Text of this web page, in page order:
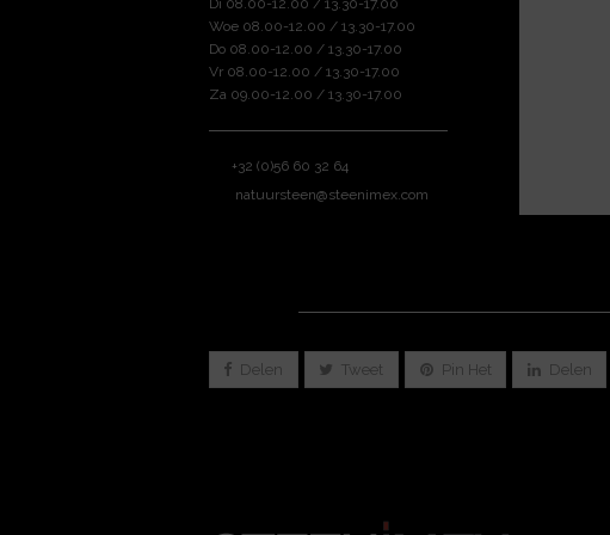
Di 08.00-12.00 / 13.30-17.00
Woe 08.00-12.00 / 13.30-17.00
Do 08.00-12.00 / 13.30-17.00
Vr 08.00-12.00 / 13.30-17.00
Za 09.00-12.00 / 13.30-17.00
+32 (0)56 60 32 64
natuursteen@steenimex.com
Delen Tweet Pin Het Delen